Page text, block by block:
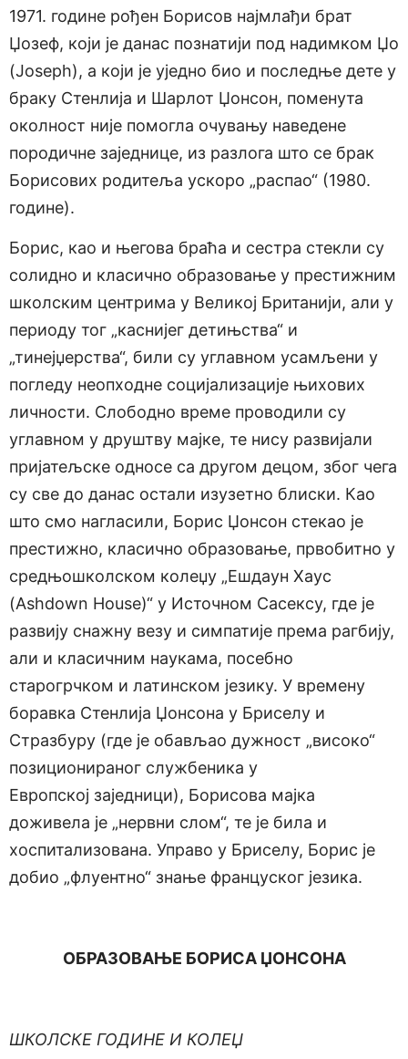
1971. године рођен Борисов најмлађи брат
Џозеф, који је данас познатији под надимком Џо
(Joseph), а који је уједно био и последње дете у
браку Стенлија и Шарлот Џонсон, поменута
околност није помогла очувању наведене
породичне заједнице, из разлога што се брак
Борисових родитеља ускоро „распао“ (1980.
године).
Борис, као и његова браћа и сестра стекли су
солидно и класично образовање у престижним
школским центрима у Великој Британији, али у
периоду тог „каснијег детињства“ и
„тинејџерства“, били су углавном усамљени у
погледу неопходне социјализације њихових
личности. Слободно време проводили су
углавном у друштву мајке, те нису развијали
пријатељске односе са другом децом, због чега
су све до данас остали изузетно блиски. Као
што смо нагласили, Борис Џонсон стекао је
престижно, класично образовање, првобитно у
средњошколском колеџу „Ешдаун Хаус
(Ashdown House)“ у Источном Сасексу, где је
развију снажну везу и симпатије према рагбију,
али и класичним наукама, посебно
старогрчком и латинском језику. У времену
боравка Стенлија Џонсона у Бриселу и
Стразбуру (где је обављао дужност „високо“
позиционираног службеника у
Европској заједници), Борисова мајка
доживела је „нервни слом“, те је била и
хоспитализована. Управо у Бриселу, Борис је
добио „флуентно“ знање француског језика.
ОБРАЗОВАЊЕ БОРИСА ЏОНСОНА
ШКОЛСКЕ ГОДИНЕ И КОЛЕЏ